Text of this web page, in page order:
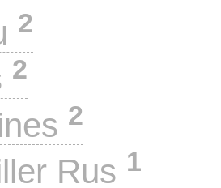
2
2
2
Rus 1